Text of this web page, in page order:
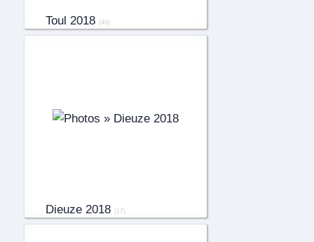
Toul 2018 (49)
Dieuze 2018 (17)